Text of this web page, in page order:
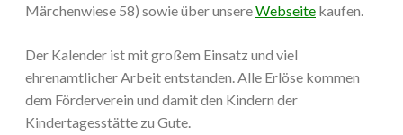
Märchenwiese 58) sowie über unsereWebseite kaufen.
Der Kalender ist mit großem Einsatz und viel
ehrenamtlicher Arbeit entstanden. Alle Erlöse kommen
dem Förderverein und damit den Kindern der
Kindertagesstätte zu Gute.